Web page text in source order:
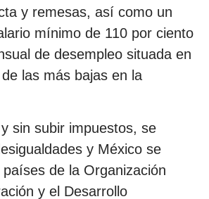
y remesas, así como un
mínimo de 110 por ciento
de desempleo situada en
las más bajas en la
sin subir impuestos, se
y México se
de la Organización
y el Desarrollo